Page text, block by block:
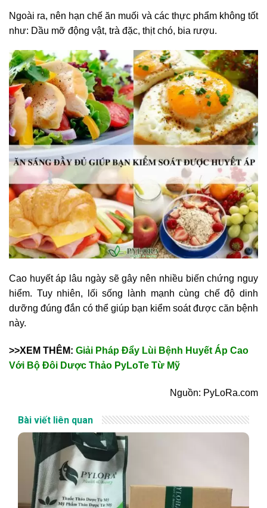
Ngoài ra, nên hạn chế ăn muối và các thực phẩm không tốt
như: Dầu mỡ động vật, trà đặc, thịt chó, bia rượu.
Cao huyết áp lâu ngày sẽ gây nên nhiều biến chứng nguy
hiểm. Tuy nhiên, lối sống lành mạnh cùng chế độ dinh
dưỡng đúng đắn có thể giúp bạn kiểm soát được căn bệnh
này.
>>XEM THÊM: Giải Pháp Đẩy Lùi Bệnh Huyết Áp Cao
Với Bộ Đôi Dược Thảo PyLoTe Từ Mỹ
Nguồn: PyLoRa.com
Bài viết liên quan